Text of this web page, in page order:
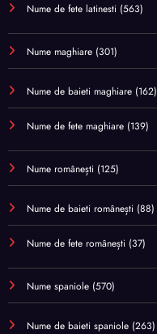
Nume de fete latinesti (563)
Nume maghiare (301)
Nume de baieti maghiare (162)
Nume de fete maghiare (139)
Nume românești (125)
Nume de baieti românești (88)
Nume de fete românești (37)
Nume spaniole (570)
Nume de baieti spaniole (263)